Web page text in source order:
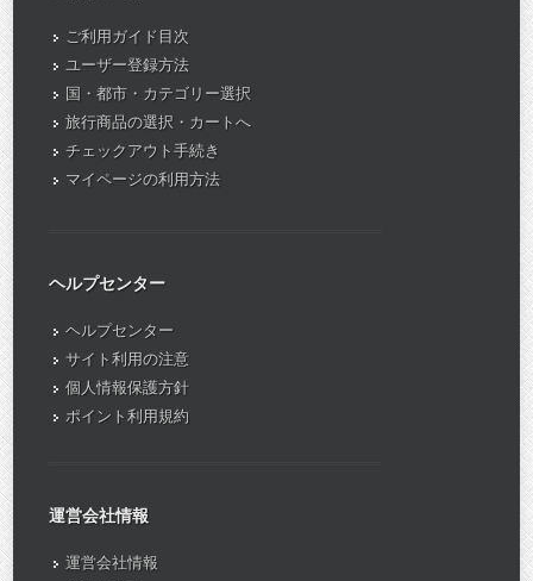
ご利用ガイド目次
ユーザー登録方法
国・都市・カテゴリー選択
旅行商品の選択・カートへ
チェックアウト手続き
マイページの利用方法
ヘルプセンター
ヘルプセンター
サイト利用の注意
個人情報保護方針
ポイント利用規約
運営会社情報
運営会社情報